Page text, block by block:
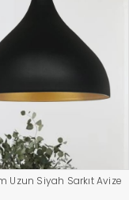
Uzun Siyah Sarkıt Avize